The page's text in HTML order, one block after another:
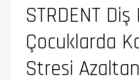
STRDENT
Çocuklarda
Stresi